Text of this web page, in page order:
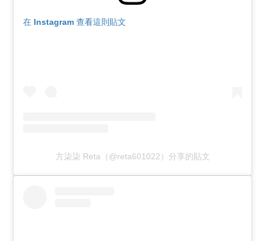
在 Instagram 查看這則貼文
方柒柒 Reta（@reta601022）分享的貼文